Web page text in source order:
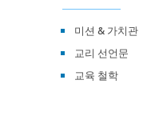
미션 & 가치관
교리 선언문
교육 철학